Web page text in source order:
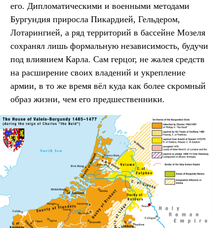
его. Дипломатическими и военными методами
Бургундия приросла Пикардией, Гельдером,
Лотарингией, а ряд территорий в бассейне Мозеля
сохранял лишь формальную независимость, будучи
под влиянием Карла. Сам герцог, не жалея средств
на расширение своих владений и укрепление
армии, в то же время вёл куда как более скромный
образ жизни, чем его предшественники.